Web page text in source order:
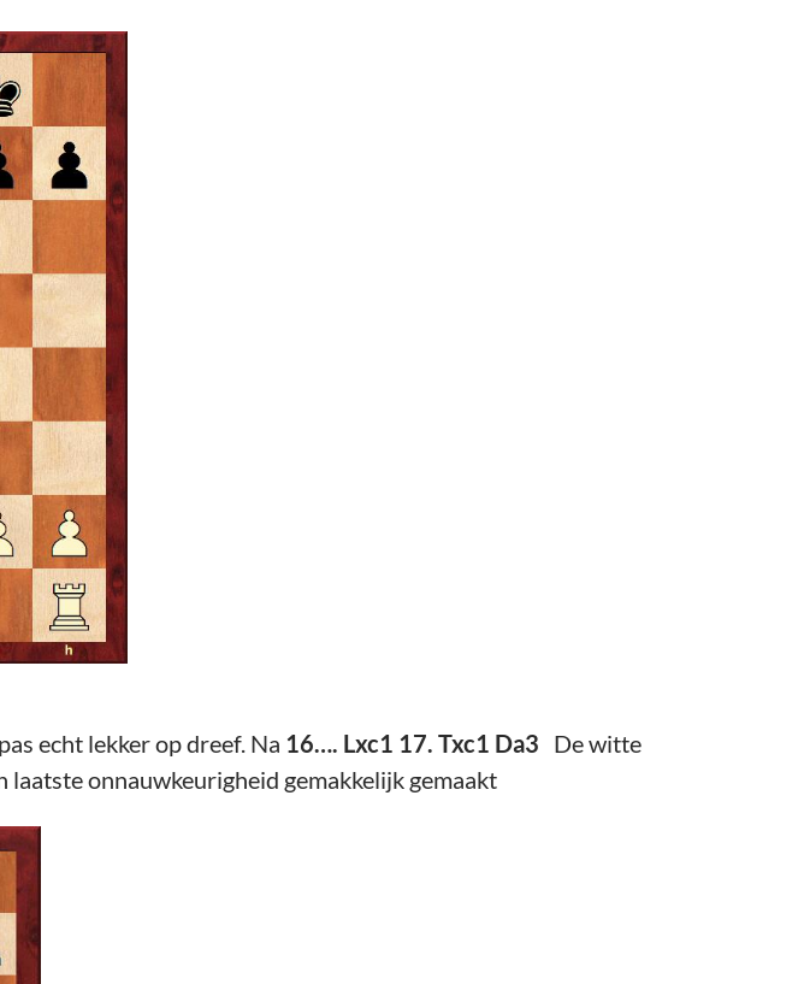
echt lekker op dreef. Na 16…. Lxc1 17. Txc1 Da3 De witte
onnauwkeurigheid gemakkelijk gemaakt